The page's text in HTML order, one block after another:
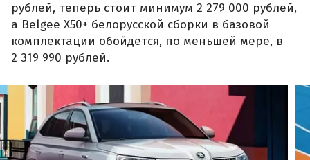
рублей, теперь стоит минимум 2 279 000 рублей,
а Belgee X50+ белорусской сборки в базовой
комплектации обойдется, по меньшей мере, в
2 319 990 рублей.